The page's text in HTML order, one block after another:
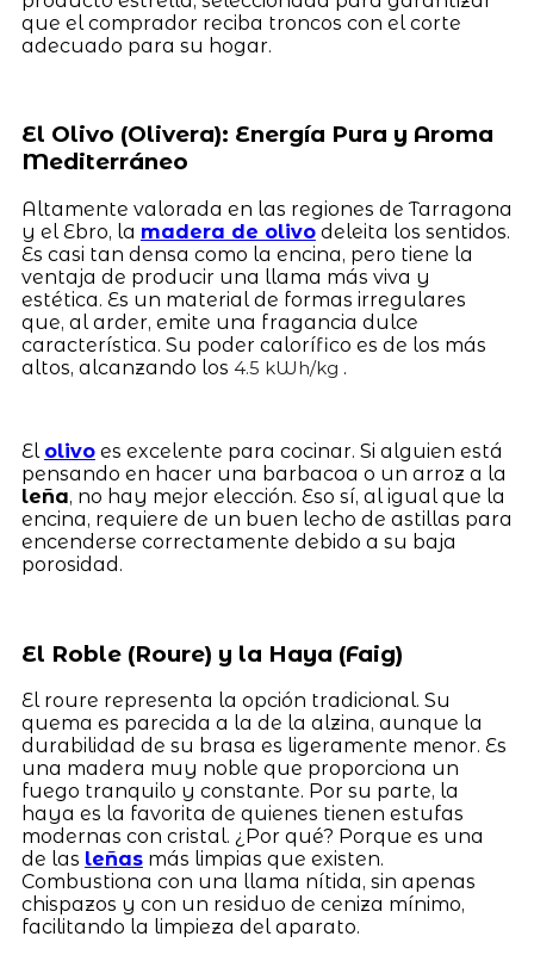
que el comprador reciba troncos con el corte
adecuado para su hogar.
El Olivo (Olivera): Energía Pura y Aroma
Mediterráneo
Altamente valorada en las regiones de Tarragona
y el Ebro, la madera de olivodeleita los sentidos.
Es casi tan densa como la encina, pero tiene la
ventaja de producir una llama más viva y
estética. Es un material de formas irregulares
que, al arder, emite una fragancia dulce
característica. Su poder calorífico es de los más
altos, alcanzando los 4.5 kWh/kg .
El olivoes excelente para cocinar. Si alguien está
pensando en hacer una barbacoa o un arroz a la
leña, no hay mejor elección. Eso sí, al igual que la
encina, requiere de un buen lecho de astillas para
encenderse correctamente debido a su baja
porosidad.
El Roble (Roure) y la Haya (Faig)
El roure representa la opción tradicional. Su
quema es parecida a la de la alzina, aunque la
durabilidad de su brasa es ligeramente menor. Es
una madera muy noble que proporciona un
fuego tranquilo y constante. Por su parte, la
haya es la favorita de quienes tienen estufas
modernas con cristal. ¿Por qué? Porque es una
de las leñasmás limpias que existen.
Combustiona con una llama nítida, sin apenas
chispazos y con un residuo de ceniza mínimo,
facilitando la limpieza del aparato.